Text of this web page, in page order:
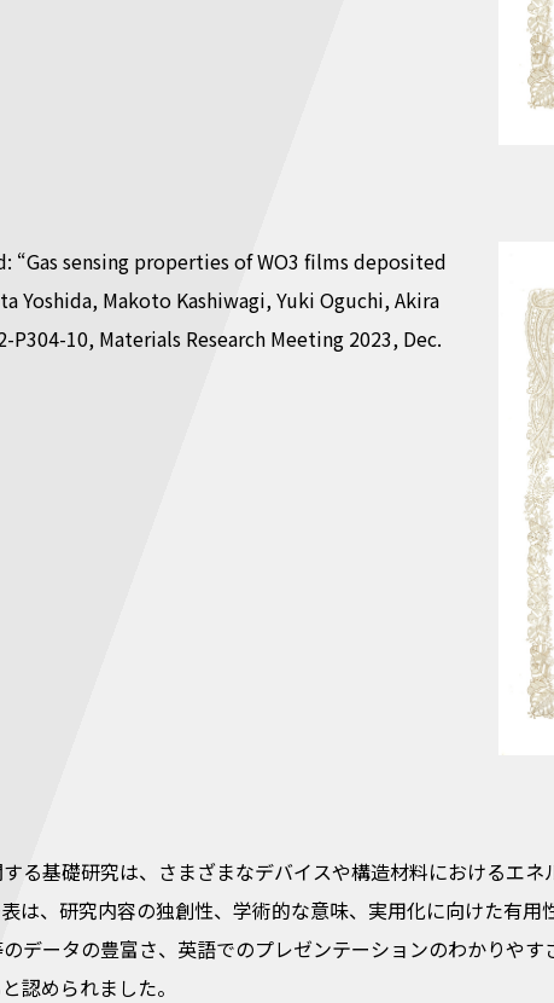
“Gas sensing properties of WO3 films deposited
Yoshida, Makoto Kashiwagi, Yuki Oguchi, Akira
P304-10, Materials Research Meeting 2023, Dec.
る基礎研究は、さまざまなデバイスや構造材料におけるエ
は、研究内容の独創性、学術的な意味、実用化に向けた有
データの豊富さ、英語でのプレゼンテーションのわかりや
認められました。